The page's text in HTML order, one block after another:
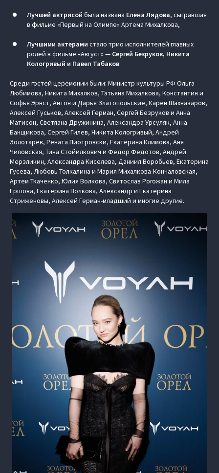
Лучшей актрисой была названа Елена Лядова, сыгравшая
в фильме «Первый на Олимпе» Артема Михалкова,
Лучшими актерами стало трио исполнителей главных
ролей в фильме «Август» — Сергей Безруков, Никита
Кологривый и Павел Табаков.
Среди гостей церемонии были: Министр культуры РФ Ольга
Любимова, Никита Михалков, Татьяна Михалкова, Константин и
Софья Эрнст, Антон и Дарья Златопольские, Карен Шахназаров,
Алексей Гуськов, Алексей Герман, Сергей Безруков и Анна
Матисон, Светлана Дружинина, Александра Урсуляк, Анна
Банщикова, Сергей Гилев, Никита Кологривый, Андрей
Золотарев, Рената Пиотровски, Екатерина Климова, Аня
Чиповская, Тина Стойилкович и Федор Федотов, Андрей
Мерзликин, Александра Киселева, Даниил Воробьев, Екатерина
Гусева, Любовь Толкалина и Мария Михалкова-Кончаловская,
Артем Ткаченко, Юлия Волкова, Святослав Рогожан и Мила
Ершова, Екатерина Волкова, Александр и Екатерина
Стриженовы, Алексей Герман-младший и многие другие.